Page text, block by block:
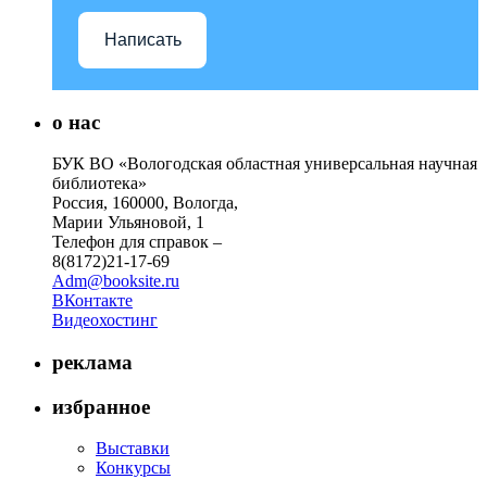
Написать
о нас
БУК ВО «Вологодская областная универсальная научная
библиотека»
Россия, 160000, Вологда,
Марии Ульяновой, 1
Телефон для справок –
8(8172)21-17-69
Adm@booksite.ru
ВКонтакте
Видеохостинг
реклама
избранное
Выставки
Конкурсы